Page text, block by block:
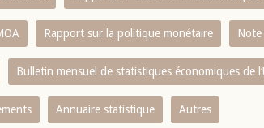
Rapport sur la politique monétaire
Bulletin mensuel de statistiques économiques de
Annuaire statistique Autres